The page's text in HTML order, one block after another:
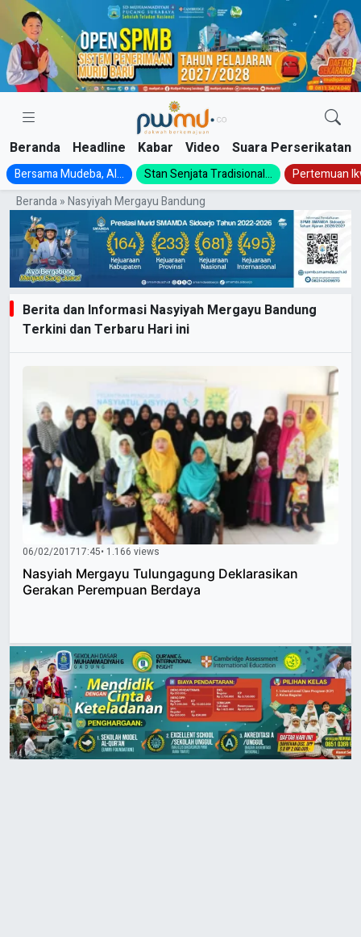
Skip
content
Beranda Headline Kabar Video Suara Perserikatan
Bersama Mudeba, Al... Stan Senjata Tradisional...
Pertemuan
Beranda»Nasyiyah Mergayu Bandung
Berita dan Informasi Nasyiyah Mergayu Bandung
Terkini dan Terbaru Hari ini
06/02/201717:45• 1.166 views
Nasyiah Mergayu Tulungagung Deklarasikan
Gerakan Perempuan Berdaya